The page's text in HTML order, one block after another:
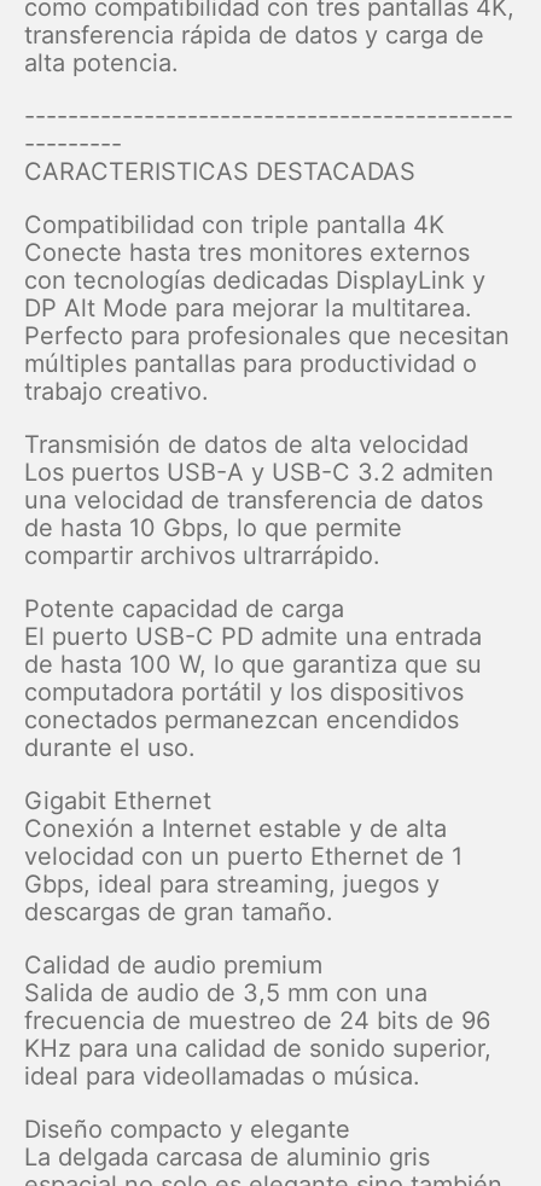
como compatibilidad con tres pantallas 4K,
transferencia rápida de datos y carga de
alta potencia.
---------------------------------------------
---------
CARACTERISTICAS DESTACADAS
Compatibilidad con triple pantalla 4K
Conecte hasta tres monitores externos
con tecnologías dedicadas DisplayLink y
DP Alt Mode para mejorar la multitarea.
Perfecto para profesionales que necesitan
múltiples pantallas para productividad o
trabajo creativo.
Transmisión de datos de alta velocidad
Los puertos USB-A y USB-C 3.2 admiten
una velocidad de transferencia de datos
de hasta 10 Gbps, lo que permite
compartir archivos ultrarrápido.
Potente capacidad de carga
El puerto USB-C PD admite una entrada
de hasta 100 W, lo que garantiza que su
computadora portátil y los dispositivos
conectados permanezcan encendidos
durante el uso.
Gigabit Ethernet
Conexión a Internet estable y de alta
velocidad con un puerto Ethernet de 1
Gbps, ideal para streaming, juegos y
descargas de gran tamaño.
Calidad de audio premium
Salida de audio de 3,5 mm con una
frecuencia de muestreo de 24 bits de 96
KHz para una calidad de sonido superior,
ideal para videollamadas o música.
Diseño compacto y elegante
La delgada carcasa de aluminio gris